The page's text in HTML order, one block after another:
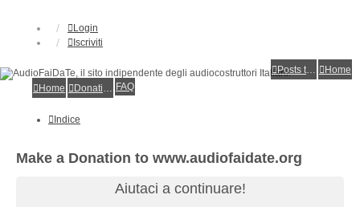
Login
Iscriviti
Posts toplist
Home
Home
Donations FAQ
Indice
Make a Donation to www.audiofaidate.org
Aiutaci a continuare!